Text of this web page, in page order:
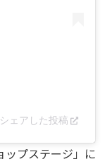
ェアした投稿
ップステージ」に